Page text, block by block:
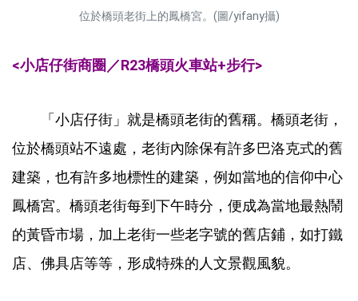
位於橋頭老街上的鳳橋宮。(圖/yifany攝)
<小店仔街商圈／R23橋頭火車站+步行>
「小店仔街」就是橋頭老街的舊稱。橋頭老街，
位於橋頭站不遠處，老街內除保有許多巴洛克式的舊
建築，也有許多地標性的建築，例如當地的信仰中心
鳳橋宮。橋頭老街每到下午時分，便成為當地最熱鬧
的黃昏市場，加上老街一些老字號的舊店鋪，如打鐵
店、佛具店等等，形成特殊的人文景觀風貌。